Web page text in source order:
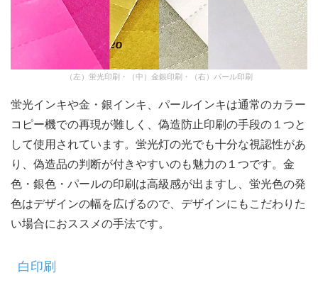
（左）蛍光印刷・（中）金銀印刷・（右）パール印刷
蛍光インキや金・銀インキ、パールインキは通常のカラー
コピー機での再現が難しく、偽造防止印刷の手段の１つと
して使用されています。蛍光灯の光でも十分な視認性があ
り、偽造品の判断が付きやすいのも魅力の１つです。金
色・銀色・パールの印刷は高級感が出ますし、蛍光色の発
色はデザインの幅を広げるので、デザインにもこだわりた
い場合におススメの手法です。
白印刷